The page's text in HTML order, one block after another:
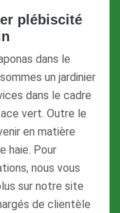
plébiscité
dans le
un jardinier
dans le cadre
vert. Outre le
en matière
haie. Pour
nous vous
sur notre site
de clientèle